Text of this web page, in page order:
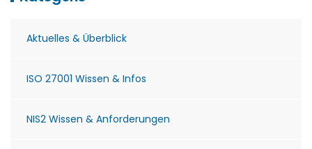
Aktuelles & Überblick
ISO 27001 Wissen & Infos
NIS2 Wissen & Anforderungen